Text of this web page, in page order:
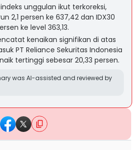
unggulan ikut terkoreksi,
2,1 persen ke 637,42 dan IDX30
ke level 363,13.
kenaikan signifikan di atas
PT Reliance Sekuritas Indonesia
tertinggi sebesar 20,33 persen.
was AI-assisted and reviewed by